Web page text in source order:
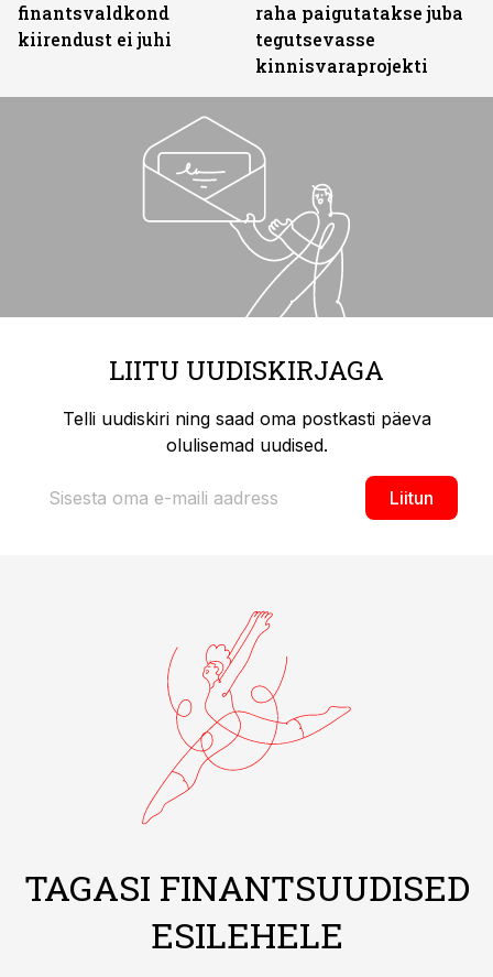
finantsvaldkond
kiirendust ei juhi
raha paigutatakse juba
tegutsevasse
kinnisvaraprojekti
LIITU UUDISKIRJAGA
Telli uudiskiri ning saad oma postkasti päeva
olulisemad uudised.
Liitun
TAGASI FINANTSUUDISED
ESILEHELE